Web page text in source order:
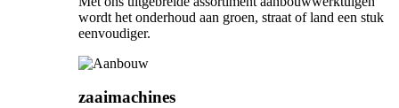
wordt het onderhoud aan groen, straat of land een stuk
eenvoudiger.
zaaimachines